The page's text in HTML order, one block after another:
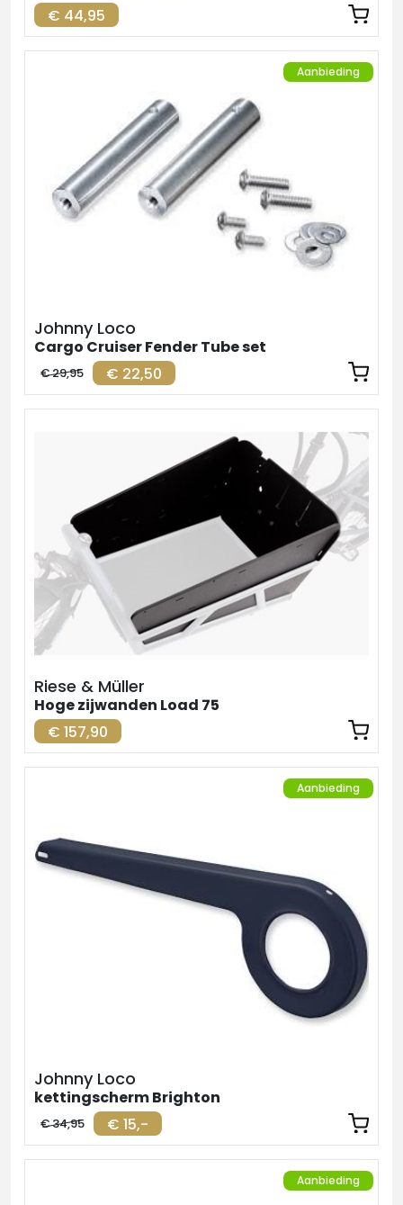
€ 44,95
Aanbieding
Johnny Loco
Cargo Cruiser Fender Tube set
€ 22,50
€ 29,95
Riese & Müller
Hoge zijwanden Load 75
€ 157,90
Aanbieding
Johnny Loco
kettingscherm Brighton
€ 15,-
€ 34,95
Aanbieding